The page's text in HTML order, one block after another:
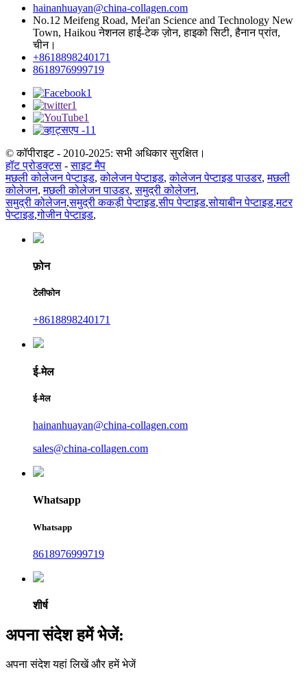
hainanhuayan@china-collagen.com
No.12 Meifeng Road, Mei'an Science and Technology New
Town, Haikou नेशनल हाई-टेक ज़ोन, हाइको सिटी, हैनान प्रांत,
चीन।
+8618898240171
8618976999719
© कॉपीराइट - 2010-2025: सभी अधिकार सुरक्षित।
हॉट प्रोडक्ट्स -साइट मैप
मछली कोलेजन पेप्टाइड,कोलेजन पेप्टाइड,कोलेजन पेप्टाइड पाउडर,मछली
कोलेजन,मछली कोलेजन पाउडर,समुद्री कोलेजन,
समुद्री कोलेजन,समुद्री ककड़ी पेप्टाइड,सीप पेप्टाइड,सोयाबीन पेप्टाइड,मटर
पेप्टाइड,गोजीन पेप्टाइड,
फ़ोन
टेलीफोन
+8618898240171
ई-मेल
ई-मेल
hainanhuayan@china-collagen.com
sales@china-collagen.com
Whatsapp
Whatsapp
8618976999719
शीर्ष
अपना संदेश हमें भेजें:
अपना संदेश यहां लिखें और हमें भेजें